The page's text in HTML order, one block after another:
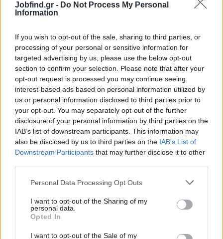
Jobfind.gr - Do Not Process My Personal
Information
If you wish to opt-out of the sale, sharing to third parties, or
processing of your personal or sensitive information for
targeted advertising by us, please use the below opt-out
section to confirm your selection. Please note that after your
opt-out request is processed you may continue seeing
interest-based ads based on personal information utilized by
us or personal information disclosed to third parties prior to
your opt-out. You may separately opt-out of the further
disclosure of your personal information by third parties on the
IAB’s list of downstream participants. This information may
also be disclosed by us to third parties on the IAB’s List of
Downstream Participants that may further disclose it to other
Personal Data Processing Opt Outs
I want to opt-out of the Sharing of my
personal data.
Opted In
I want to opt-out of the Sale of my
εργασίας
Απαραίτητα Προσόντα
Προηγούμενη εμπειρία σε θέση πώλησης θα θεωρηθεί
επιπλέον προσόν
Ομαδικό πνεύμα
Επικοινωνιακές δεξιότητες
Διάθεση για μάθηση και εξέλιξη
Ευχάριστη και δυναμική προσωπικότητα με άμεση
ανταπόκριση στην εκτέλεση καθηκόντων
Ανταγωνιστικό πακέτο αποδοχών & bonus επίτευξης
στόχων
Ομαδική ιδιωτική ασφάλιση